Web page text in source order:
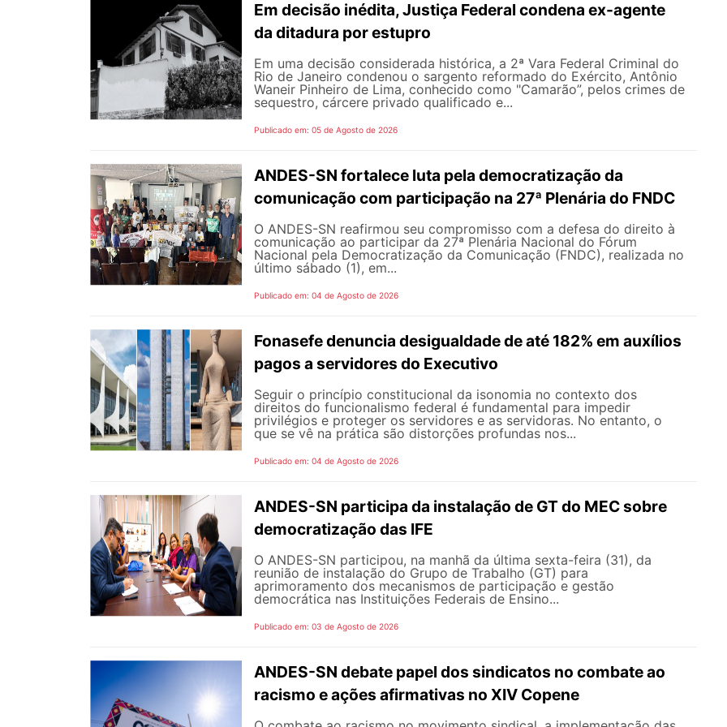
Em decisão inédita, Justiça Federal condena ex-agente
da ditadura por estupro
Em uma decisão considerada histórica, a 2ª Vara Federal Criminal do
Rio de Janeiro condenou o sargento reformado do Exército, Antônio
Waneir Pinheiro de Lima, conhecido como "Camarão”, pelos crimes de
sequestro, cárcere privado qualificado e...
Publicado em: 05 de Agosto de 2026
ANDES-SN fortalece luta pela democratização da
comunicação com participação na 27ª Plenária do FNDC
O ANDES-SN reafirmou seu compromisso com a defesa do direito à
comunicação ao participar da 27ª Plenária Nacional do Fórum
Nacional pela Democratização da Comunicação (FNDC), realizada no
último sábado (1), em...
Publicado em: 04 de Agosto de 2026
Fonasefe denuncia desigualdade de até 182% em auxílios
pagos a servidores do Executivo
Seguir o princípio constitucional da isonomia no contexto dos
direitos do funcionalismo federal é fundamental para impedir
privilégios e proteger os servidores e as servidoras. No entanto, o
que se vê na prática são distorções profundas nos...
Publicado em: 04 de Agosto de 2026
ANDES-SN participa da instalação de GT do MEC sobre
democratização das IFE
O ANDES-SN participou, na manhã da última sexta-feira (31), da
reunião de instalação do Grupo de Trabalho (GT) para
aprimoramento dos mecanismos de participação e gestão
democrática nas Instituições Federais de Ensino...
Publicado em: 03 de Agosto de 2026
ANDES-SN debate papel dos sindicatos no combate ao
racismo e ações afirmativas no XIV Copene